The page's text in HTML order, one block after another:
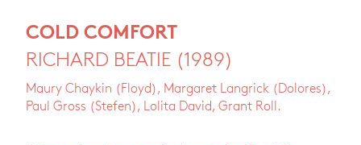
COLD COMFORT
RICHARD BEATIE (1989)
Maury Chaykin (Floyd), Margaret Langrick (Dolores),
Paul Gross (Stefen), Lolita David, Grant Roll.